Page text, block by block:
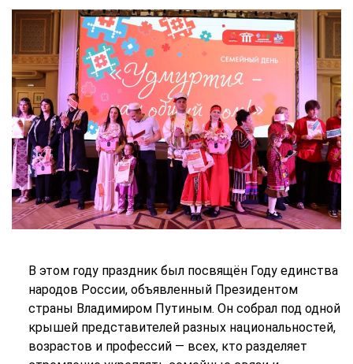
В этом году праздник был посвящён Году единства
народов России, объявленный Президентом
страны Владимиром Путиным. Он собрал под одной
крышей представителей разных национальностей,
возрастов и профессий — всех, кто разделяет